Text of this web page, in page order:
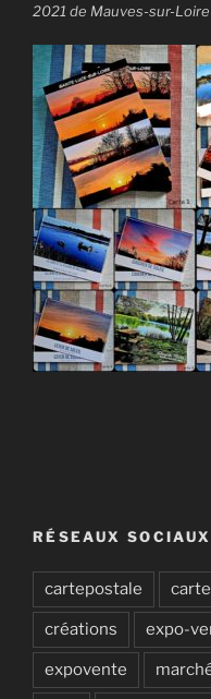
2021 de Mauves-sur-
RÉSEAUX SOCIAUX
cartepostale
créations expo-
expovente